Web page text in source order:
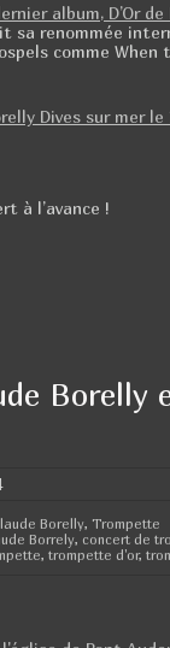
album, D’Or
sa renommée
comme
à l’avance !
Borelly
Borelly Trompette
Borrely concert de
,trompette d'or,